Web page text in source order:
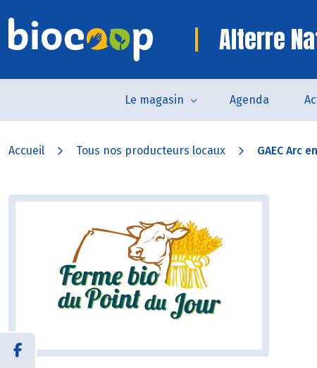
Alterre
Le magasin Agenda
Accueil Tous nos producteurs locaux GAEC Arc